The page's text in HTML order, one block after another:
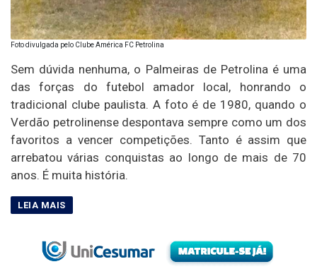
Foto divulgada pelo Clube América FC Petrolina
Sem dúvida nenhuma, o Palmeiras de Petrolina é uma
das forças do futebol amador local, honrando o
tradicional clube paulista. A foto é de 1980, quando o
Verdão petrolinense despontava sempre como um dos
favoritos a vencer competições. Tanto é assim que
arrebatou várias conquistas ao longo de mais de 70
anos. É muita história.